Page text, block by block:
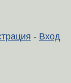
- Вход